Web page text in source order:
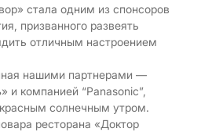
стала одним из спонсоров
призванного развеять
отличным настроением
нашими партнерами —
и компанией “Panasonic”,
солнечным утром.
ресторана «Доктор